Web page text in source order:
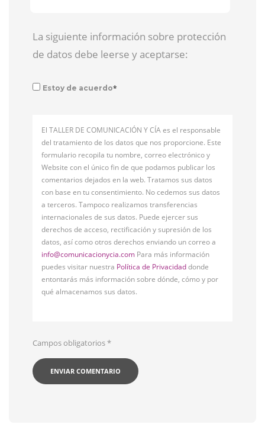
La siguiente información sobre protección
de datos debe leerse y aceptarse:
Estoy de acuerdo*
El TALLER DE COMUNICACIÓN Y CÍA es el responsable
del tratamiento de los datos que nos proporcione. Este
formulario recopila tu nombre, correo electrónico y
Website con el único fin de que podamos publicar los
comentarios dejados en la web. Tratamos sus datos
con base en tu consentimiento. No cedemos sus datos
a terceros. Tampoco realizamos transferencias
internacionales de sus datos. Puede ejercer sus
derechos de acceso, rectificación y supresión de los
datos, así como otros derechos enviando un correo a
info@comunicacionycia.com Para más información
puedes visitar nuestra Política de Privacidaddonde
entontarás más información sobre dónde, cómo y por
qué almacenamos sus datos.
Campos obligatorios*